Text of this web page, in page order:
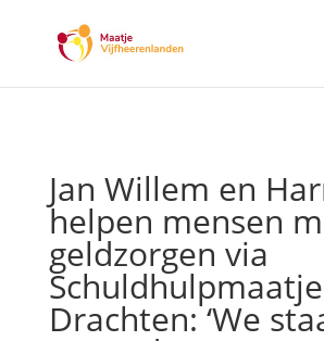
Jan Willem en
helpen mensen
geldzorgen via
Schuldhulpmaatje
Drachten: ‘We